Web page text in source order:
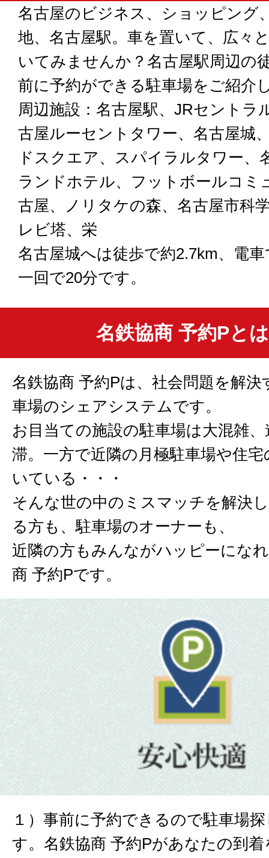
名古屋のビジネス、ショッピング
地、名古屋駅。車を置いて、広々
いてみませんか？名古屋駅周辺の
前に予約ができる駐車場をご紹介
周辺施設：名古屋駅、JRセントラ
古屋ルーセントタワー、名古屋城
ドスクエア、スパイラルタワー、
ランドホテル、フットボールコミ
古屋、ノリタケの森、名古屋市科
レビ塔、栄
名古屋城へは徒歩で約2.7km、電
一回で20分です。
名鉄協商 予約Pと
名鉄協商 予約Pは、社会問題を解決
車場のシェアシステムです。
お目当ての施設の駐車場は大混雑
滞。一方で近隣の月極駐車場や住
いている・・・
そんな世の中のミスマッチを解決
る方も、駐車場のオーナーも、
近隣の方もみんながハッピーにな
商 予約Pです。
１）事前に予約できるので駐車場
す。名鉄協商 予約Pがあなたの到